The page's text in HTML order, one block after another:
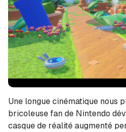
Une longue cinématique nous
bricoleuse fan de Nintendo
casque de réalité augmenté